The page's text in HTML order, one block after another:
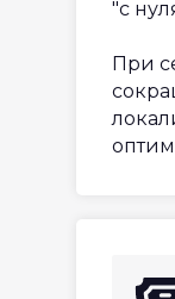
"с
При